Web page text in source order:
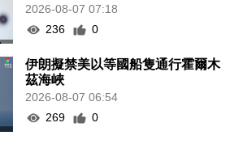
2026-08-07 07:18
236
0
伊朗擬禁美以等國船隻通行霍爾木
茲海峽
2026-08-07 06:54
269
0